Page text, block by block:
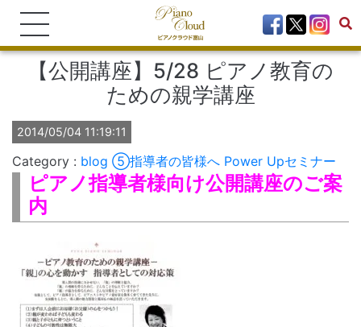
【公開講座】5/28 ピアノ教育の
ための親学講座
2014/05/04 11:19:11
blog ⑤指導者の皆様へ Power Upセミナー
ピアノ指導者様向け公開講座のご案
内